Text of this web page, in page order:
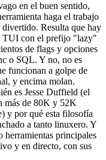
en el buen sentido,
haga el trabajo
divertido. Resulta que hay
TUI con el prefijo "lazy"
de flags y opciones
o SQL. Y no, no es
funcionan a golpe de
y encima molan.
es Jesse Duffield (el
más de 80K y 52K
y por qué esta filosofía
a tanto linuxero. Y
herramientas principales
y en directo, con sus